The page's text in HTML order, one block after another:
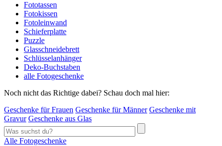
Fototassen
Fotokissen
Fotoleinwand
Schieferplatte
Puzzle
Glasschneidebrett
Schlüsselanhänger
Deko-Buchstaben
alle Fotogeschenke
Noch nicht das Richtige dabei? Schau doch mal hier:
Geschenke für Frauen Geschenke für Männer Geschenke mit
Gravur Geschenke aus Glas
Alle Fotogeschenke